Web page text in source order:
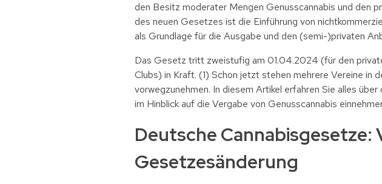
den Besitz moderater Mengen Genusscannabis und den
des neuen Gesetzes ist die Einführung von
als Grundlage für die Ausgabe und den (semi-)privaten
Das Gesetz tritt zweistufig am 01.04.2024 (für den
Clubs) in Kraft. (1) Schon jetzt stehen mehrere Vereine in
vorwegzunehmen. In diesem Artikel erfahren Sie alles
im Hinblick auf die Vergabe von Genusscannabis
Deutsche Cannabisgesetze:
Gesetzesänderung